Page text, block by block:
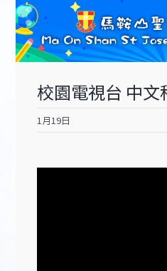
Skip
content
校園電視台 中文
1月19日